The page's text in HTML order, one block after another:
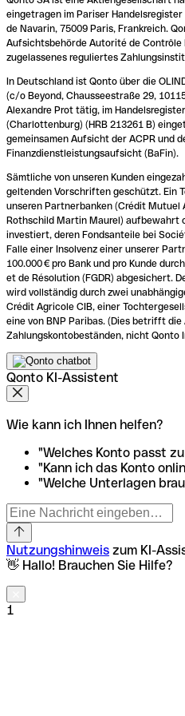
eingetragen im Pariser
de Navarin, 75009 Paris, Frankreich.
Aufsichtsbehörde Autorité de Contrôle
zugelassenes reguliertes
In Deutschland ist Qonto über die
(c/o Beyond, Chausseestraße 29,
Alexandre Prot tätig, im
(Charlottenburg) (HRB 213261 B)
gemeinsamen Aufsicht der ACPR und
Finanzdienstleistungsaufsicht (BaFin).
Sämtliche von unseren Kunden
geltenden Vorschriften geschützt. Ein
unseren Partnerbanken (Crédit Mutuel
Rothschild Martin Maurel) aufbewahrt
investiert, deren Fondsanteile bei
Falle einer Insolvenz einer unserer
100.000 € pro Bank und pro Kunde
et de Résolution (FGDR) abgesichert.
wird vollständig durch zwei
Crédit Agricole CIB, einer
eine von BNP Paribas. (Dies betrifft die
Zahlungskontobeständen, nicht Qonto
Qonto KI-Assistent
Wie kann ich Ihnen helfen?
"Welches Konto passt
"Kann ich das Konto
"Welche Unterlagen
Nutzungshinweis zum KI-
👋 Hallo! Brauchen Sie Hilfe?
1